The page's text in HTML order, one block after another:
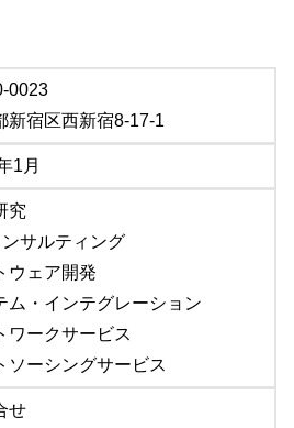
0023
新宿区西新宿8-17-1
1月
究
ンサルティング
ウェア開発
ム・インテグレーション
ワークサービス
ソーシングサービス
せ